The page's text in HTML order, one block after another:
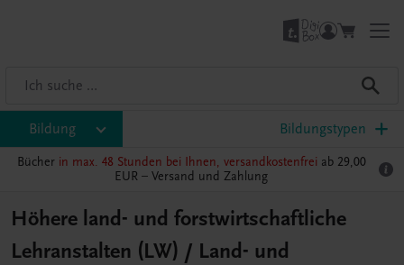
Bildung Bildungstypen
Bücher in max. 48 Stunden bei Ihnen, versandkostenfrei ab 29,00
EUR – Versand und Zahlung
Höhere land- und forstwirtschaftliche
Lehranstalten (LW) / Land- und